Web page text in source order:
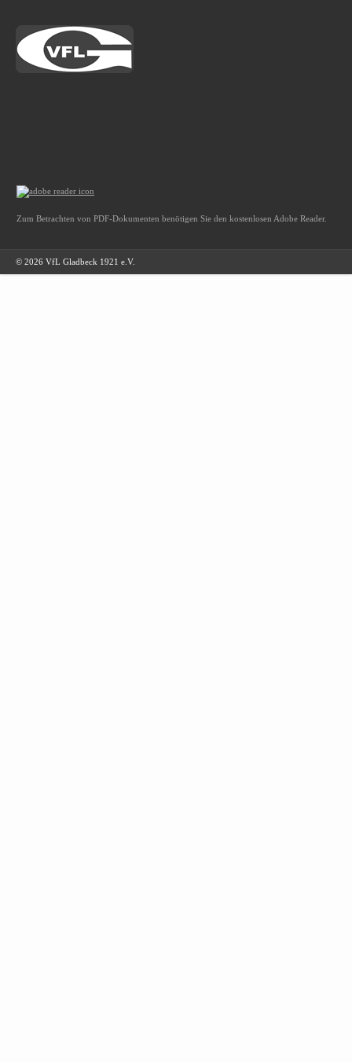
Zum Betrachten von PDF-Dokumenten benötigen Sie den kostenlosen Adobe Reader.
© 2026 VfL Gladbeck 1921 e.V.